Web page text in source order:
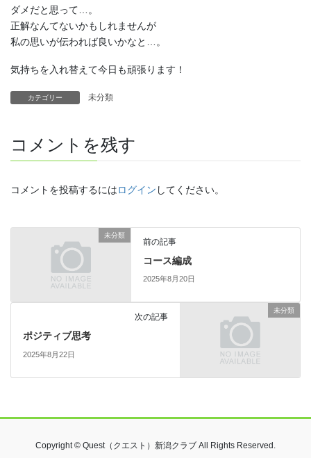
ダメだと思って…。
正解なんてないかもしれませんが
私の思いが伝われば良いかなと…。
気持ちを入れ替えて今日も頑張ります！
カテゴリー 未分類
コメントを残す
コメントを投稿するにはログイン してください。
未分類
前の記事
コース編成
2025年8月20日
未分類
次の記事
ポジティブ思考
2025年8月22日
Copyright © Quest（クエスト）新潟クラブ All Rights Reserved.